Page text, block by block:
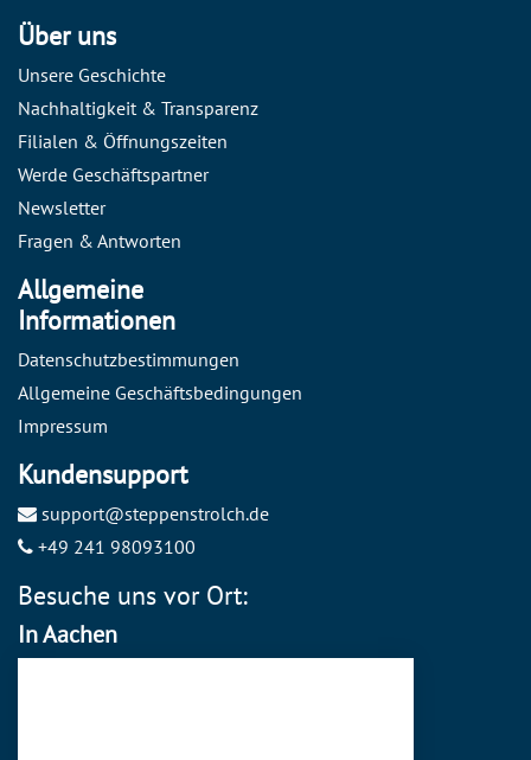
Besuche uns vor Ort:
In Aachen
Über uns
Unsere Geschichte
Nachhaltigkeit & Transparenz
Filialen & Öffnungszeiten
Werde Geschäftspartner
Newsletter
Fragen & Antworten
Allgemeine
Informationen
Datenschutzbestimmungen
Allgemeine Geschäftsbedingungen
Impressum
Kundensupport
support@steppenstrolch.de
+49 241 98093100